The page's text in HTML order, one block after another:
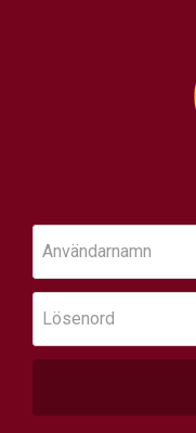
Användarnamn
Lösenord